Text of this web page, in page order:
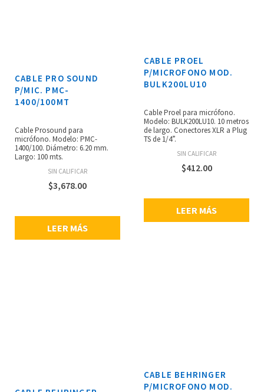
CABLE PROEL
P/MICROFONO MOD.
BULK200LU10
Cable Proel para micrófono.
Modelo: BULK200LU10. 10 metros
de largo. Conectores XLR a Plug
TS de 1/4”.
SIN CALIFICAR
$412.00
LEER MÁS
CABLE PRO SOUND
P/MIC. PMC-
1400/100MT
Cable Prosound para
micrófono. Modelo: PMC-
1400/100. Diámetro: 6.20 mm.
Largo: 100 mts.
SIN CALIFICAR
$3,678.00
LEER MÁS
CABLE BEHRINGER
P/MICROFONO MOD.